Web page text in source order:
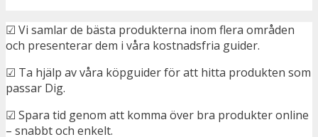
☑ Vi samlar de bästa produkterna inom flera områden
och presenterar dem i våra kostnadsfria guider.
☑ Ta hjälp av våra köpguider för att hitta produkten som
passar Dig.
☑ Spara tid genom att komma över bra produkter online
– snabbt och enkelt.